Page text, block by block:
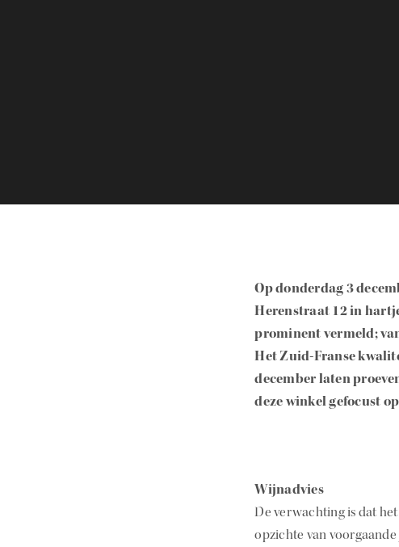
Op donderdag 3
Herenstraat 12 in
prominent vermeld;
Het Zuid-Franse
december laten
deze winkel gefocust
Wijnadvies
De verwachting is dat
opzichte van